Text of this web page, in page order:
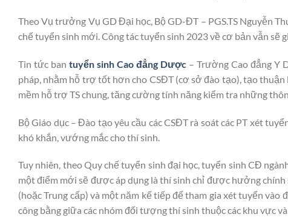
Theo Vụ trưởng Vụ GD Đại học, Bộ GD-ĐT – PGS.TS Nguyễn
chế tuyển sinh mới. Công tác tuyển sinh 2023 về cơ bản vẫn sẽ
Tin tức ban tuyển sinh Cao đẳng Dược – Trường Cao đẳng Y
pháp, nhằm hỗ trợ tốt hơn cho CSĐT (cơ sở đào tạo), tạo
mềm hỗ trợ TS chung, tăng cường tính năng kiểm tra những
Bộ Giáo dục – Đào tạo yêu cầu các CSĐT rà soát các PT xét
khó khắn, vướng mắc cho thí sinh.
Tuy nhiên, theo Quy chế tuyển sinh đại học, tuyển sinh CĐ
một điểm mới sẽ được áp dụng là thí sinh chỉ được hưởng
(hoặc Trung cấp) và một năm kế tiếp để tham gia xét tuyển
công bằng giữa các nhóm đối tượng thí sinh thuộc các khu vực